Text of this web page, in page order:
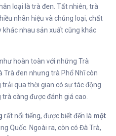
loại là trà đen. Tất nhiên, trà
nhãn hiệu và chủng loại, chất
khác nhau sản xuất cũng khác
hoàn toàn với những Trà
Trà đen nhưng trà Phổ Nhĩ còn
qua thời gian có sự tác động
càng được đánh giá cao.
rất nổi tiếng, được biết đến là một
Quốc. Ngoài ra, còn có Đà Trà,